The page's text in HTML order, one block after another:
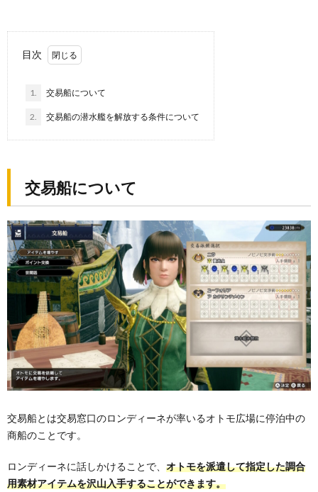
目次
1. 交易船について
2. 交易船の潜水艦を解放する条件について
交易船について
交易船とは交易窓口のロンディーネが率いるオトモ広場に停泊中の
商船のことです。
ロンディーネに話しかけることで、 オトモを派遣して指定した調合
用素材アイテムを沢山入手することができます。